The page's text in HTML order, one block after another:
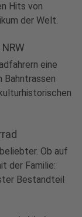
Hits von
der Welt.
eine
Bahntrassen
Ob auf
der Familie:
Bestandteil